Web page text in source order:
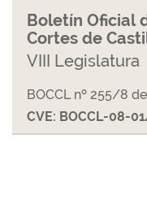
Boletín Oficial
Cortes de
VIII Legislatura
BOCCL nº 255/8
CVE: BOCCL-08-